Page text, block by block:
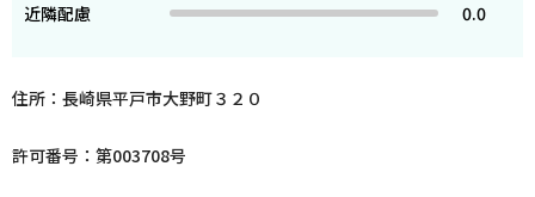
近隣配慮
0.0
住所：長崎県平戸市大野町３２０
許可番号：第003708号